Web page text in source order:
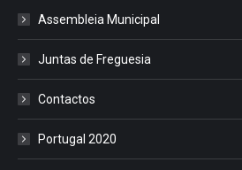
Assembleia Municipal
Juntas de Freguesia
Contactos
Portugal 2020